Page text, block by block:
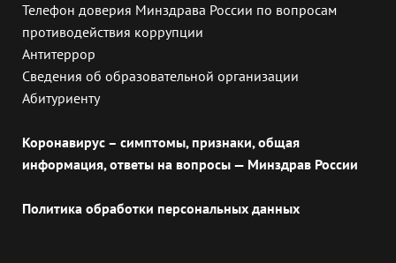
Телефон доверия Минздрава России по вопросам
противодействия коррупции
Антитеррор
Сведения об образовательной организации
Абитуриенту
Коронавирус – симптомы, признаки, общая
информация, ответы на вопросы — Минздрав России
Политика обработки персональных данных